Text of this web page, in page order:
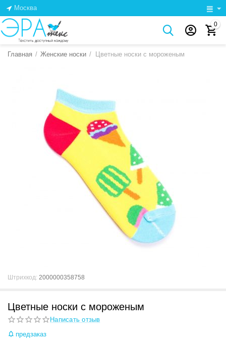
Москва
0
Главная / Женские носки / Цветные носки с мороженым
Штрихкод: 2000000358758
Цветные носки с мороженым
Написать отзыв
предзаказ